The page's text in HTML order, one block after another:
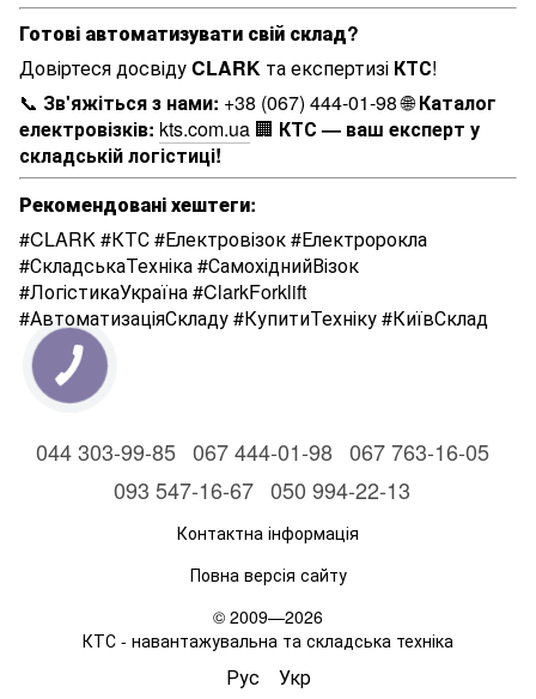
Готові автоматизувати свій склад?
Довіртеся досвідуCLARK та експертизі КТС!
📞 Зв'яжіться з нами: +38 (067) 444-01-98 🌐Каталог
електровізків: kts.com.ua 🏢 КТС — ваш експерт у
складській логістиці!
Рекомендовані хештеги:
#CLARK #КТС #Електровізок #Електророкла
#СкладськаТехніка #СамохіднийВізок
#ЛогістикаУкраїна #ClarkForklift
#АвтоматизаціяСкладу #КупитиТехніку #КиївСклад
044 303-99-85 067 444-01-98 067 763-16-05
093 547-16-67 050 994-22-13
Контактна інформація
Повна версія сайту
© 2009—2026
КТС - навантажувальна та складська техніка
Рус Укр